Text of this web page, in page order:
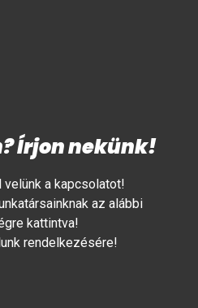
Írjon nekünk!
velünk a kapcsolatot!
az alábbi
kattintva!
rendelkezésére!